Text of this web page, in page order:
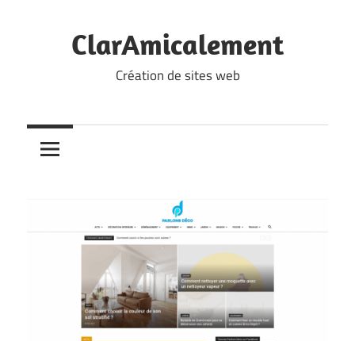
ClarAmicalement
Création de sites web